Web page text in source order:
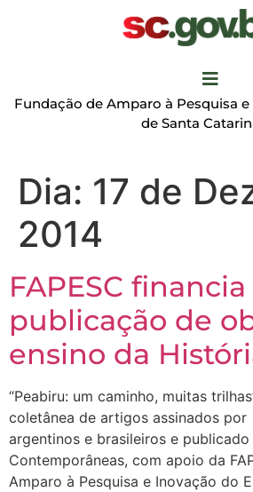
Fundação de Amparo à Pesquisa
de Santa
Dia: 17 de
2014
FAPESC financia
publicação de
ensino da
“Peabiru: um caminho, muitas
coletânea de artigos assinados
argentinos e brasileiros e
Contemporâneas, com apoio da
Amparo à Pesquisa e Inovação do